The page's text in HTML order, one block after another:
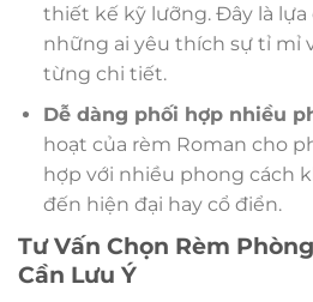
thiết kế kỹ lưỡng. Đây là
những ai yêu thích sự tỉ mỉ
từng chi tiết.
Dễ dàng phối hợp nhiều
hoạt của rèm Roman cho
hợp với nhiều phong cách
đến hiện đại hay cổ điển.
Tư Vấn Chọn Rèm
Cần Lưu Ý